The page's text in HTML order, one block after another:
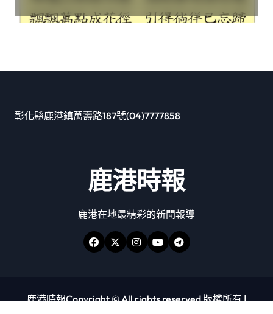
彰化縣鹿港鎮萬壽路187號(04)7777858
鹿港時報
鹿港在地最精彩的新聞報導
鹿港時報Copyright © All rights reserved 版權所有|